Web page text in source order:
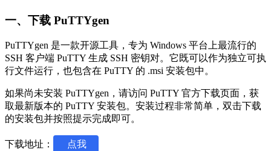
一、下载 PuTTYgen
PuTTYgen 是一款开源工具，专为 Windows 平台上最流行的
SSH 客户端 PuTTY 生成 SSH 密钥对。它既可以作为独立可执
行文件运行，也包含在 PuTTY 的 .msi 安装包中。
如果尚未安装 PuTTYgen，请访问 PuTTY 官方下载页面，获
取最新版本的 PuTTY 安装包。安装过程非常简单，双击下载
的安装包并按照提示完成即可。
下载地址： 点我